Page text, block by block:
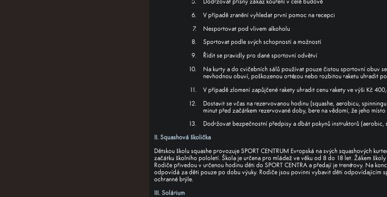
Dodržovat přísný zákaz kouření v celé budově
V případě zranění vyhledat první pomoc na recepci
Nesportovat pod vlivem alkoholu
Sportovat podle svých schopností a možností
Řídit se pravidly pro dané sportovní odvětví
Na kurty a do cvičebních sálů používat pouze čistou sportovní obuv
nevhodnou obuví, poškozenou ortézou nebo rozbitou raketu uhradit
V případě zlomení zapůjčené rakety uhradit cenu rakety ve výši Kč
Dostavit se včas na rezervovanou hodinu (squashe, aerobicu,
minut před začátkem rezervované doby, bere na vědomí, že jeho
Dodržovat bezpečnostní předpisy a dbát pokynů instruktorů (aerobic,
II. Squashová školička
Dětskou školu squashe provozuje SPORT CENTRUM Evropská na svých squashových
začátku školního pololetí. Škola je určena pro mládež ve věku od 8 do 18 let. Žákem
Rodiče přivedou v určenou hodinu děti do SPORT CENTRA a předají je trenérovy. Na
odpovídá za děti pouze po dobu výuky. Rodiče jsou povinni vybavit děti odpovídajícím
ochranné brýle.
III. Solárium